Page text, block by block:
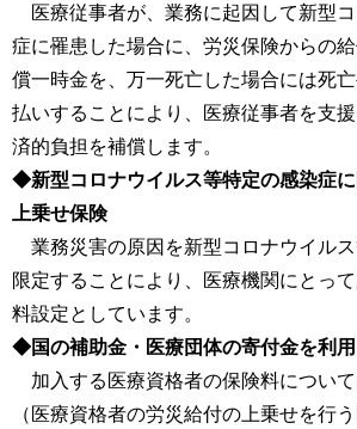
医療従事者が、業務に起因して新型
症に罹患した場合に、労災保険からの
償一時金を、万一死亡した場合には死
払いすることにより、医療従事者を支
済的負担を補償します。
◆新型コロナウイルス等特定の感染症
上乗せ保険
業務災害の原因を新型コロナウイル
限定することにより、医療機関にとっ
料設定としています。
◆国の補助金・医療団体の寄付金を利用
加入する医療資格者の保険料につい
（医療資格者の労災給付の上乗せを行